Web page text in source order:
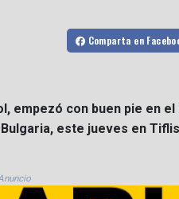
Comparta en
empezó con buen pie en
este jueves en